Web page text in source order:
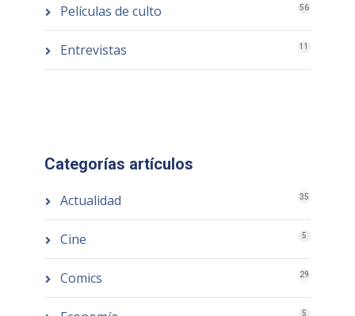
Películas de culto 56
Entrevistas 11
Categorías artículos
Actualidad 35
Cine 5
Comics 29
5